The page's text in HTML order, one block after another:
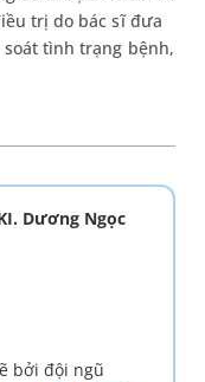
trị do bác sĩ đưa
tình trạng bệnh,
Dương Ngọc
bởi đội ngũ